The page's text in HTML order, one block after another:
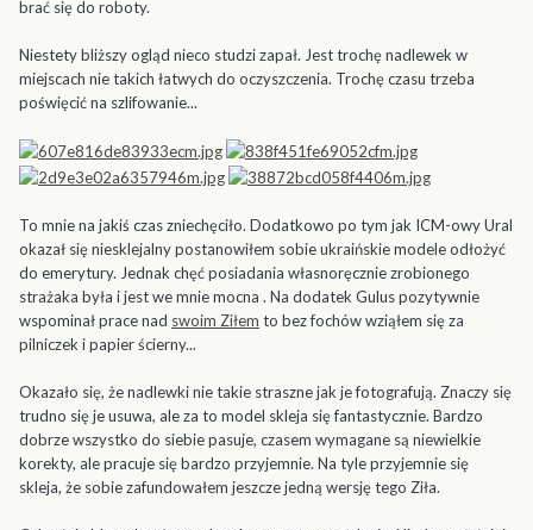
brać się do roboty.
Niestety bliższy ogląd nieco studzi zapał. Jest trochę nadlewek w
miejscach nie takich łatwych do oczyszczenia. Trochę czasu trzeba
poświęcić na szlifowanie...
To mnie na jakiś czas zniechęciło. Dodatkowo po tym jak ICM-owy Ural
okazał się niesklejalny postanowiłem sobie ukraińskie modele odłożyć
do emerytury. Jednak chęć posiadania własnoręcznie zrobionego
strażaka była i jest we mnie mocna . Na dodatek Gulus pozytywnie
wspominał prace nad swoim Ziłem to bez fochów wziąłem się za
pilniczek i papier ścierny...
Okazało się, że nadlewki nie takie straszne jak je fotografują. Znaczy się
trudno się je usuwa, ale za to model skleja się fantastycznie. Bardzo
dobrze wszystko do siebie pasuje, czasem wymagane są niewielkie
korekty, ale pracuje się bardzo przyjemnie. Na tyle przyjemnie się
skleja, że sobie zafundowałem jeszcze jedną wersję tego Ziła.